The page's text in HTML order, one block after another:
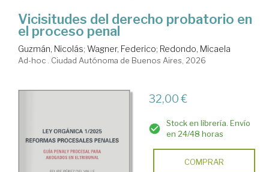
Vicisitudes del derecho probatorio en
el proceso penal
Guzmán, Nicolás; Wagner, Federico; Redondo, Micaela
Ad-hoc . Ciudad Autónoma de Buenos Aires, 2026
32,00 €
Stock en librería. Envío
en 24/48 horas
COMPRAR